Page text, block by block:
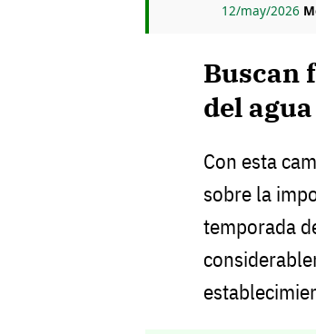
12/may/2026
Buscan
del agua
Con esta
sobre la
temporada